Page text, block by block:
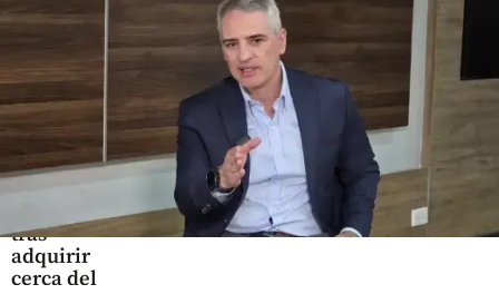
Economía
Ecopetrol
avanza en
tras
adquirir
cerca del